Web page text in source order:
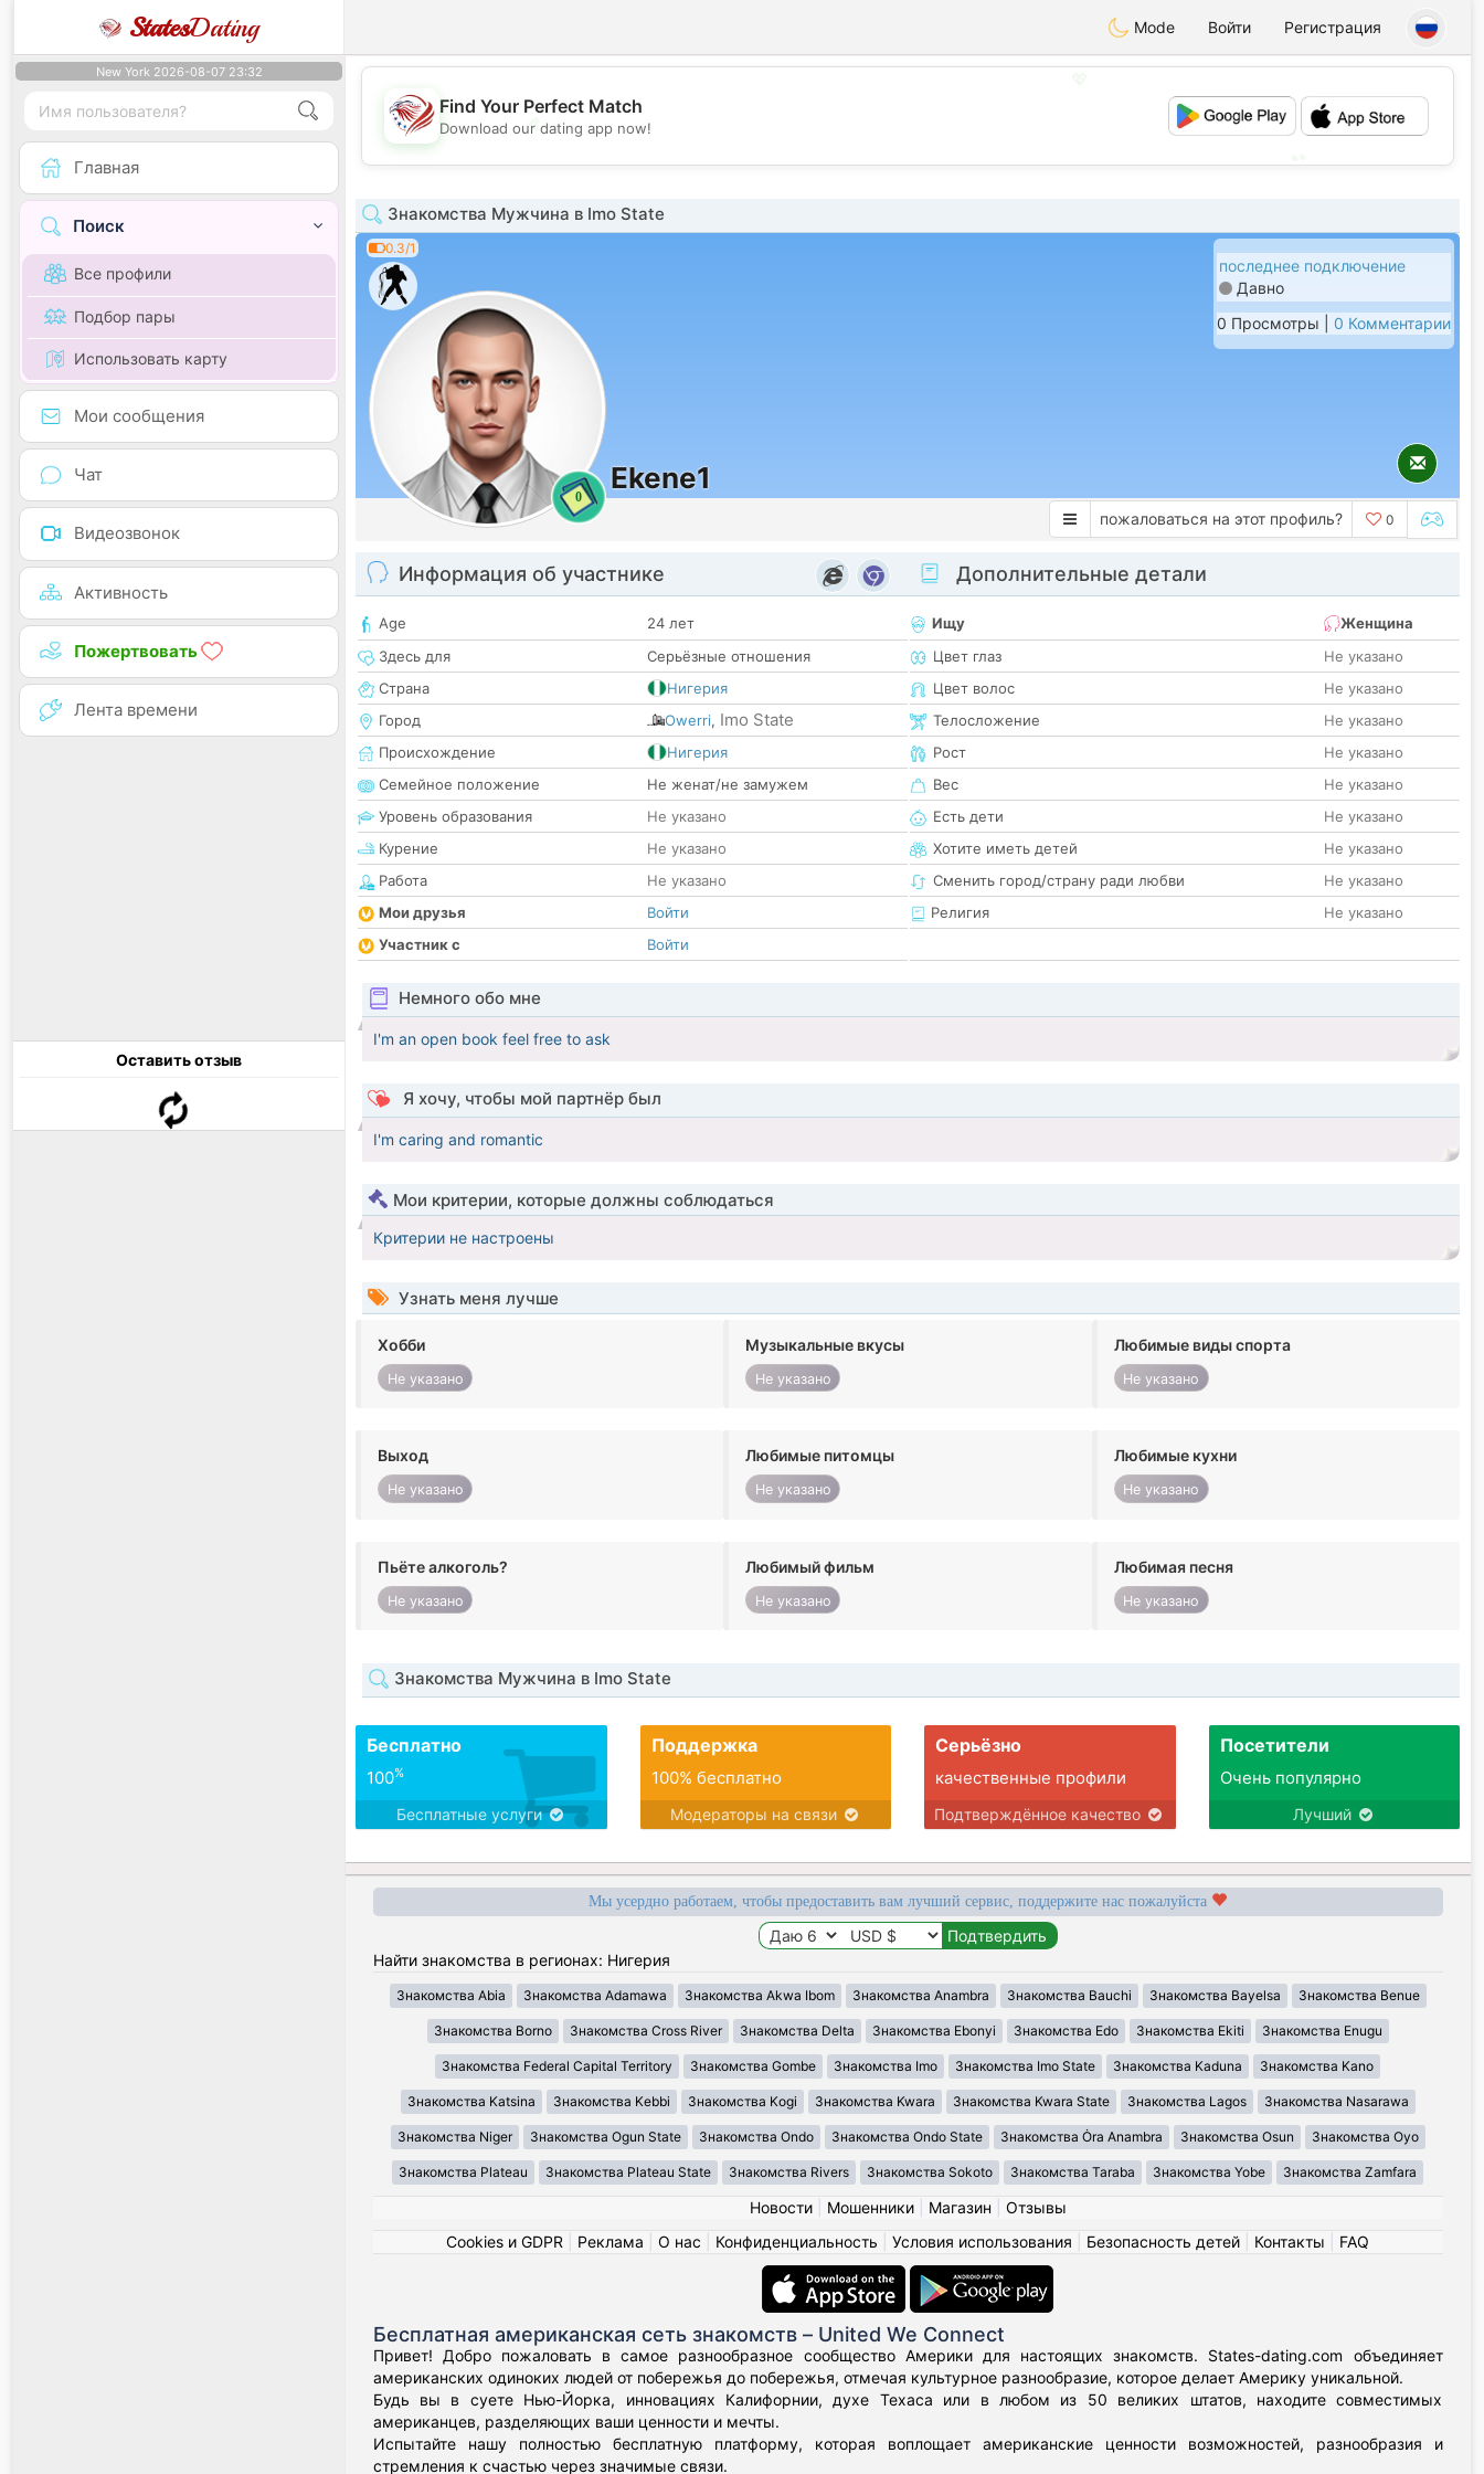
StatesDating Mode Войти Регистрация
New York 2026-08-07 23:32
Главная
Поиск
Все профили
Подбор пары
Использовать карту
Мои сообщения
Чат
Видеозвонок
Активность
Пожертвовать
Лента времени
Оставить отзыв
💖
💕
Find Your Perfect Match
Download our dating app now!
Знакомства Мужчина в Imo State
0.3/1
0
Ekene1
последнее подключение
Давно
0 Просмотры | 0 Комментарии
пожаловаться на этот профиль? 0
Информация об участнике
Age
24 лет
Здесь для
Серьёзные отношения
Страна
Нигерия
Город
Owerri, Imo State
Происхождение
Нигерия
Семейное положение
Не женат/не замужем
Уровень образования
Не указано
Курение
Не указано
Работа
Не указано
Мои друзья
Войти
Участник с
Войти
Дополнительные детали
Ищу
Женщина
Цвет глаз
Не указано
Цвет волос
Не указано
Телосложение
Не указано
Рост
Не указано
Вес
Не указано
Есть дети
Не указано
Хотите иметь детей
Не указано
Сменить город/страну ради любви
Не указано
Религия
Не указано
Немного обо мне
I'm an open book feel free to ask
Я хочу, чтобы мой партнёр был
I'm caring and romantic
Мои критерии, которые должны соблюдаться
Критерии не настроены
Узнать меня лучше
Хобби
Не указано
Музыкальные вкусы
Не указано
Любимые виды спорта
Не указано
Выход
Не указано
Любимые питомцы
Не указано
Любимые кухни
Не указано
Пьёте алкоголь?
Не указано
Любимый фильм
Не указано
Любимая песня
Не указано
Знакомства Мужчина в Imo State
Бесплатно
100%
Бесплатные услуги
Поддержка
100% бесплатно
Модераторы на связи
Серьёзно
качественные профили
Подтверждённое качество
Посетители
Очень популярно
Лучший
Мы усердно работаем, чтобы предоставить вам лучший сервис, поддержите нас пожалуйста
Найти знакомства в регионах: Нигерия
Знакомства Abia Знакомства Adamawa Знакомства Akwa Ibom Знакомства Anambra Знакомства Bauchi Знакомства Bayelsa Знакомства Benue
Знакомства Borno Знакомства Cross River Знакомства Delta Знакомства Ebonyi Знакомства Edo Знакомства Ekiti Знакомства Enugu
Знакомства Federal Capital Territory Знакомства Gombe Знакомства Imo Знакомства Imo State Знакомства Kaduna Знакомства Kano
Знакомства Katsina Знакомства Kebbi Знакомства Kogi Знакомства Kwara Знакомства Kwara State Знакомства Lagos Знакомства Nasarawa
Знакомства Niger Знакомства Ogun State Знакомства Ondo Знакомства Ondo State Знакомства Ȯra Anambra Знакомства Osun Знакомства Oyo
Знакомства Plateau Знакомства Plateau State Знакомства Rivers Знакомства Sokoto Знакомства Taraba Знакомства Yobe Знакомства Zamfara
Новости| Мошенники| Магазин
Отзывы
Cookies и GDPR
Реклама О нас Конфиденциальность Условия использования Безопасность детей Контакты FAQ
Бесплатная американская сеть знакомств – United We Connect
Привет! Добро пожаловать в самое разнообразное сообщество Америки для настоящих знакомств. States-dating.com объединяет
американских одиноких людей от побережья до побережья, отмечая культурное разнообразие, которое делает Америку уникальной.
Будь вы в суете Нью-Йорка, инновациях Калифорнии, духе Техаса или в любом из 50 великих штатов, находите совместимых
американцев, разделяющих ваши ценности и мечты.
Испытайте нашу полностью бесплатную платформу, которая воплощает американские ценности возможностей, разнообразия и
стремления к счастью через значимые связи.